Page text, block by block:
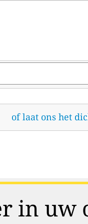
of laat ons het
in